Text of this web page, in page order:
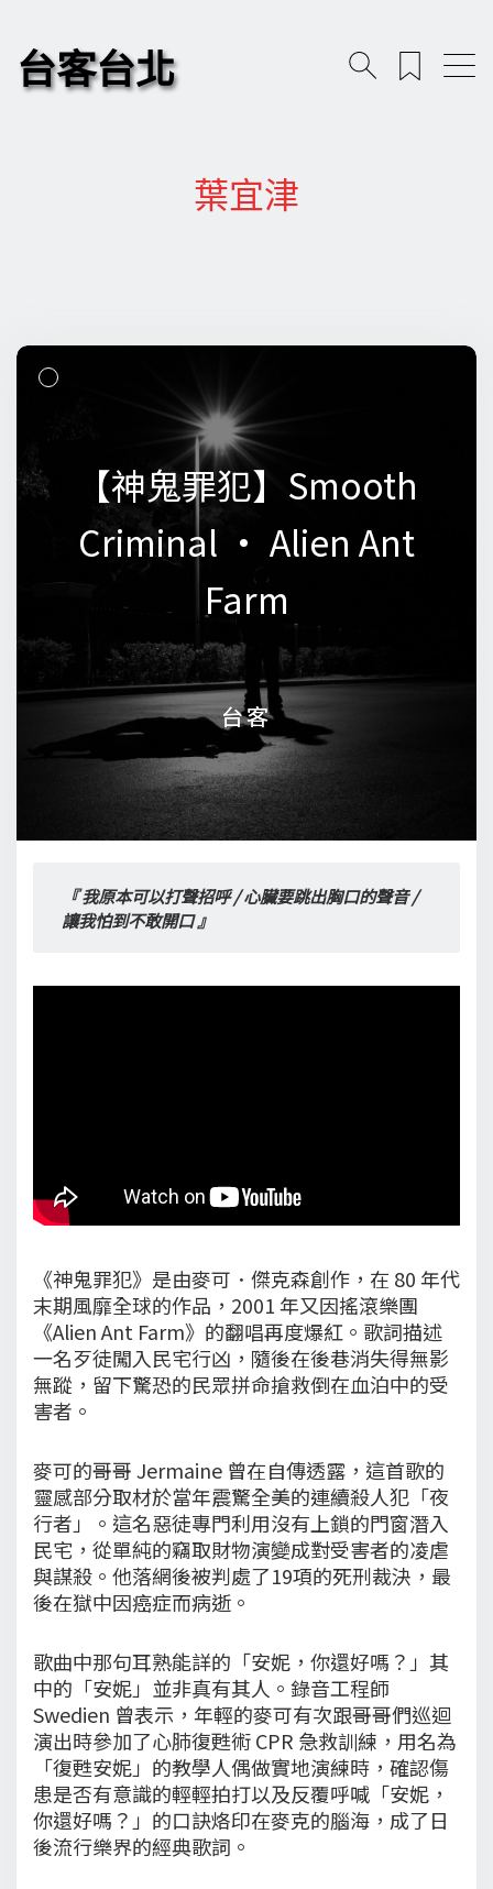
台客台北
葉宜津
【神鬼罪犯】Smooth
Criminal • Alien Ant
Farm
台客
【神鬼罪犯】Smooth
Criminal • Alien Ant
Farm
台客
『 我原本可以打聲招呼 / 心臟要跳出胸口的聲音 /
讓我怕到不敢開口 』
《神鬼罪犯》是由麥可．傑克森創作，在 80 年代
末期風靡全球的作品，2001 年又因搖滾樂團
《Alien Ant Farm》的翻唱再度爆紅。歌詞描述
一名歹徒闖入民宅行凶，隨後在後巷消失得無影
無蹤，留下驚恐的民眾拼命搶救倒在血泊中的受
害者。
麥可的哥哥 Jermaine 曾在自傳透露，這首歌的
靈感部分取材於當年震驚全美的連續殺人犯「夜
行者」。這名惡徒專門利用沒有上鎖的門窗潛入
民宅，從單純的竊取財物演變成對受害者的凌虐
與謀殺。他落網後被判處了19項的死刑裁決，最
後在獄中因癌症而病逝。
歌曲中那句耳熟能詳的「安妮，你還好嗎？」其
中的「安妮」並非真有其人。錄音工程師
Swedien 曾表示，年輕的麥可有次跟哥哥們巡迴
演出時參加了心肺復甦術 CPR 急救訓練，用名為
「復甦安妮」的教學人偶做實地演練時，確認傷
患是否有意識的輕輕拍打以及反覆呼喊「安妮，
你還好嗎？」的口訣烙印在麥克的腦海，成了日
後流行樂界的經典歌詞。